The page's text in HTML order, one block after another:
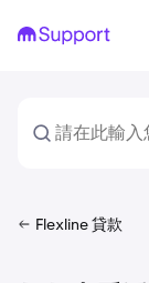
Flexline 貸款